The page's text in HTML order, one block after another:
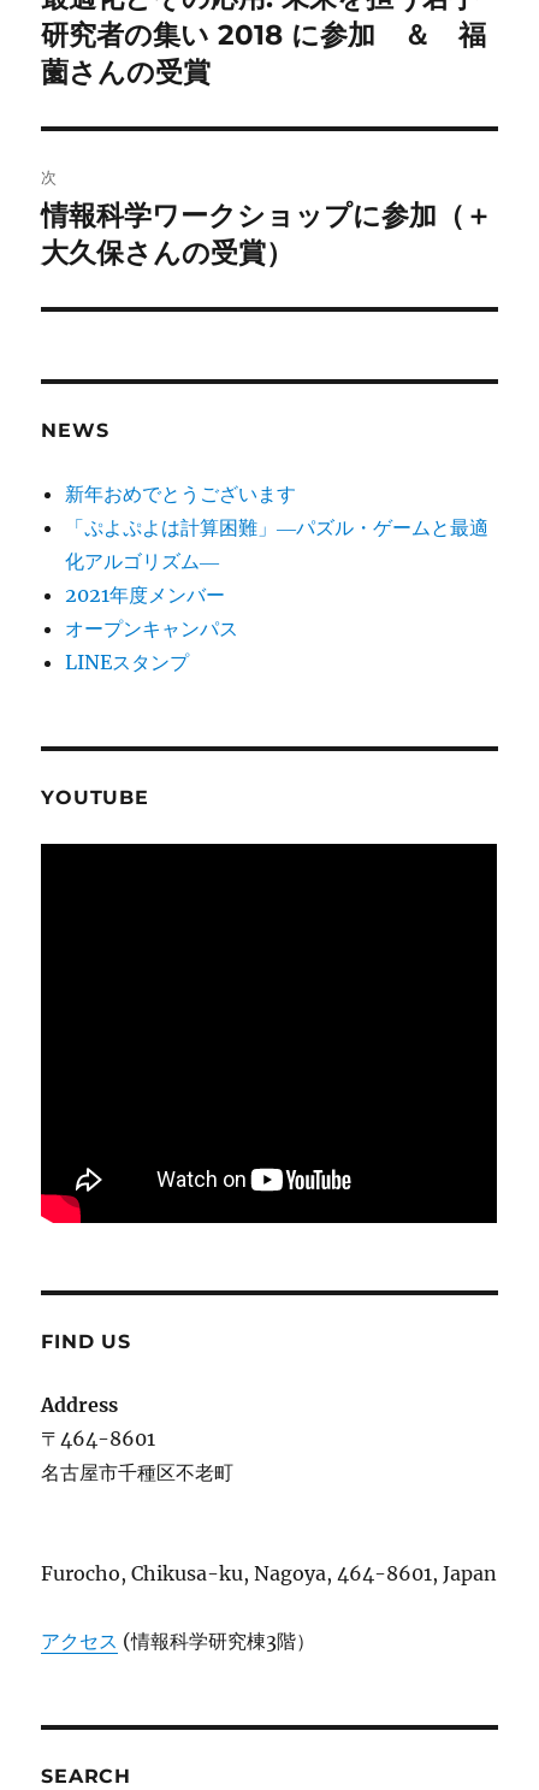
ナ
ビ
ゲ
ー
シ
の
投
研究者の集い 2018 に参加 ＆ 福
薗さんの受賞
次
次
の
稿:
情報科学ワークショップに参加（＋
大久保さんの受賞）
NEWS
新年おめでとうございます
「ぷよぷよは計算困難」―パズル・ゲームと最適
化アルゴリズム―
2021年度メンバー
オープンキャンパス
LINEスタンプ
YOUTUBE
FIND US
Address
〒464-8601
名古屋市千種区不老町
Furocho, Chikusa-ku, Nagoya, 464-8601, Japan
アクセス (情報科学研究棟3階）
SEARCH